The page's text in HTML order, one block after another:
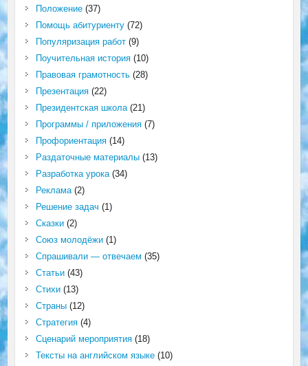
Положение(37)
Помощь абитуриенту(72)
Популяризация работ(9)
Поучительная история(10)
Правовая грамотность(28)
Презентация(22)
Президентская школа(21)
Программы / приложения(7)
Профориентация(14)
Раздаточные материалы(13)
Разработка урока(34)
Реклама(2)
Решение задач (1)
Сказки(2)
Союз молодёжи(1)
Спрашивали — отвечаем (35)
Статьи(43)
Стихи(13)
Страны(12)
Стратегия(4)
Сценарий мероприятия(18)
Тексты на английском языке(10)